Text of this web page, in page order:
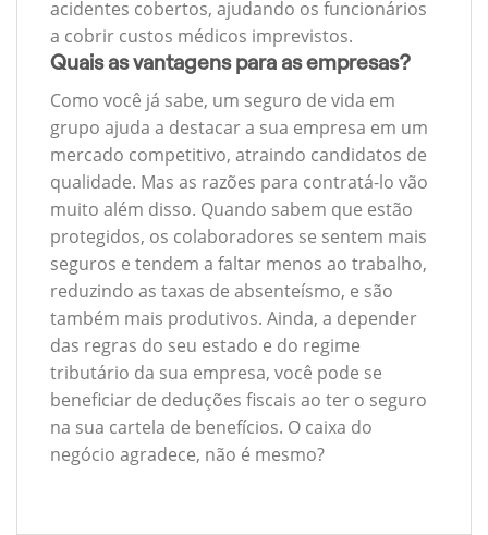
acidentes cobertos, ajudando os funcionários
a cobrir custos médicos imprevistos.
Quais as vantagens para as empresas?
Como você já sabe, um seguro de vida em
grupo ajuda a destacar a sua empresa em um
mercado competitivo, atraindo candidatos de
qualidade. Mas as razões para contratá-lo vão
muito além disso. Quando sabem que estão
protegidos, os colaboradores se sentem mais
seguros e tendem a faltar menos ao trabalho,
reduzindo as taxas de absenteísmo, e são
também mais produtivos. Ainda, a depender
das regras do seu estado e do regime
tributário da sua empresa, você pode se
beneficiar de deduções fiscais ao ter o seguro
na sua cartela de benefícios. O caixa do
negócio agradece, não é mesmo?